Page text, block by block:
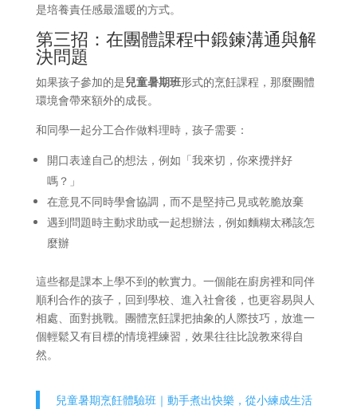
是培養責任感最溫暖的方式。
第三招：在團體課程中鍛鍊溝通與解
決問題
如果孩子參加的是兒童暑期班形式的烹飪課程，那麼團體
環境會帶來額外的成長。
和同學一起分工合作做料理時，孩子需要：
開口表達自己的想法，例如「我來切，你來攪拌好
嗎？」
在意見不同時學會協調，而不是堅持己見或乾脆放棄
遇到問題時主動求助或一起想辦法，例如麵糊太稀該怎
麼辦
這些都是課本上學不到的軟實力。一個能在廚房裡和同伴
順利合作的孩子，回到學校、進入社會後，也更容易與人
相處、面對挑戰。團體烹飪課把抽象的人際技巧，放進一
個輕鬆又有目標的情境裡練習，效果往往比說教來得自
然。
兒童暑期烹飪體驗班｜動手煮出快樂，從小練成生活